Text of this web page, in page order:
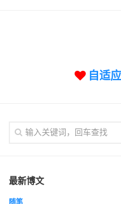
友情链接
自适
最新博文
随笔